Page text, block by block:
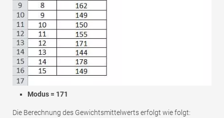
Modus = 171
Die Berechnung des Gewichtsmittelwerts erfolgt wie folgt: